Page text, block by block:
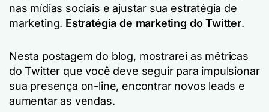
nas mídias sociais e ajustar sua estratégia de
marketing. Estratégia de marketing do Twitter.
Nesta postagem do blog, mostrarei as métricas
do Twitter que você deve seguir para impulsionar
sua presença on-line, encontrar novos leads e
aumentar as vendas.